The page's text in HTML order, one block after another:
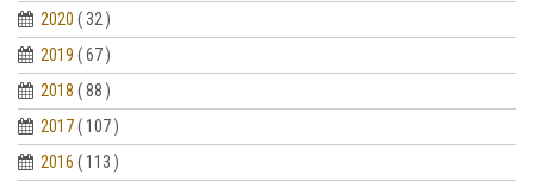
2020 ( 32 )
2019 ( 67 )
2018 ( 88 )
2017( 107 )
2016 ( 113 )